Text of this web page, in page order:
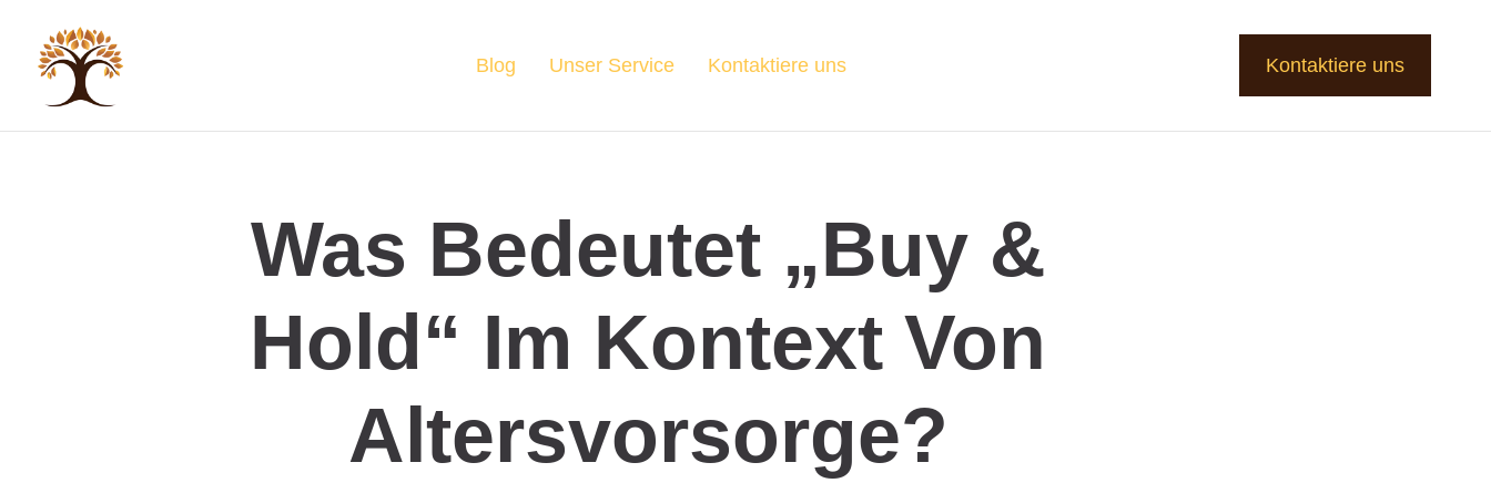
Blog Unser Service Kontaktiere uns Kontaktiere uns
Was Bedeutet „Buy &
Hold“ Im Kontext Von
Altersvorsorge?